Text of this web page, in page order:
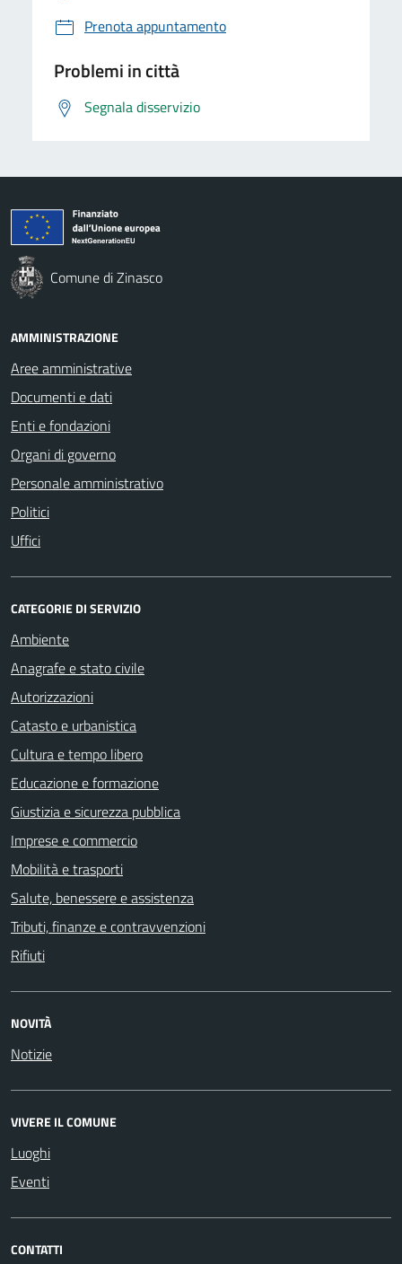
Prenota appuntamento
Problemi in città
Segnala disservizio
Comune di Zinasco
AMMINISTRAZIONE
Aree amministrative
Documenti e dati
Enti e fondazioni
Organi di governo
Personale amministrativo
Politici
Uffici
CATEGORIE DI SERVIZIO
Ambiente
Anagrafe e stato civile
Autorizzazioni
Catasto e urbanistica
Cultura e tempo libero
Educazione e formazione
Giustizia e sicurezza pubblica
Imprese e commercio
Mobilità e trasporti
Salute, benessere e assistenza
Tributi, finanze e contravvenzioni
Rifiuti
NOVITÀ
Notizie
VIVERE IL COMUNE
Luoghi
Eventi
CONTATTI